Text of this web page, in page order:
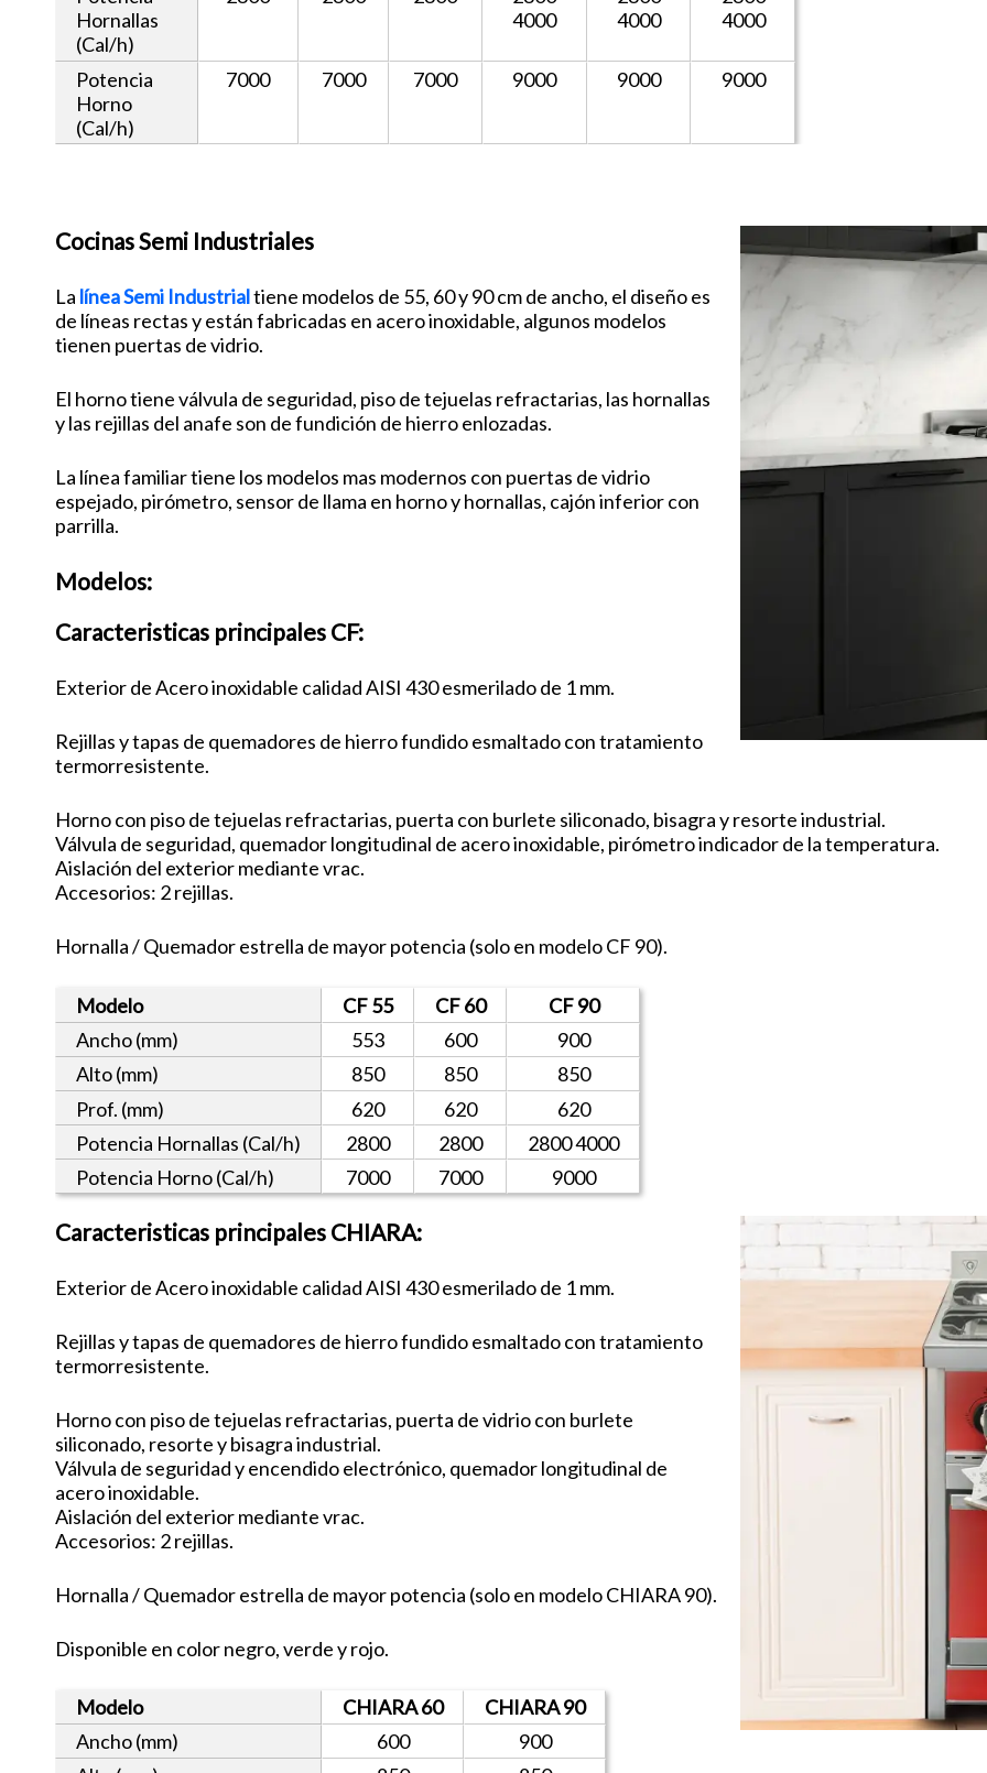
Hornallas
(Cal/h)
4000
4000
4000
Potencia
Horno
(Cal/h)
7000 7000 7000 9000 9000 9000
Cocinas Semi Industriales
La línea Semi Industrialtiene modelos de 55, 60 y 90 cm de ancho, el diseño es
de líneas rectas y están fabricadas en acero inoxidable, algunos modelos
tienen puertas de vidrio.
El horno tiene válvula de seguridad, piso de tejuelas refractarias, las hornallas
y las rejillas del anafe son de fundición de hierro enlozadas.
La línea familiar tiene los modelos mas modernos con puertas de vidrio
espejado, pirómetro, sensor de llama en horno y hornallas, cajón inferior con
parrilla.
Modelos:
Caracteristicas principales CF:
Exterior de Acero inoxidable calidad AISI 430 esmerilado de 1 mm.
Rejillas y tapas de quemadores de hierro fundido esmaltado con tratamiento
termorresistente.
Horno con piso de tejuelas refractarias, puerta con burlete siliconado, bisagra y resorte industrial.
Válvula de seguridad, quemador longitudinal de acero inoxidable, pirómetro indicador de la temperatura.
Aislación del exterior mediante vrac.
Accesorios: 2 rejillas.
Hornalla / Quemador estrella de mayor potencia (solo en modelo CF 90).
Modelo CF 55 CF 60
CF 90
Ancho (mm)
553 600
900
Alto (mm)
850 850
850
Prof. (mm)
620 620
620
Potencia Hornallas (Cal/h)
2800 2800
2800 4000
Potencia Horno (Cal/h)
7000 7000 9000
Caracteristicas principales CHIARA:
Exterior de Acero inoxidable calidad AISI 430 esmerilado de 1 mm.
Rejillas y tapas de quemadores de hierro fundido esmaltado con tratamiento
termorresistente.
Horno con piso de tejuelas refractarias, puerta de vidrio con burlete
siliconado, resorte y bisagra industrial.
Válvula de seguridad y encendido electrónico, quemador longitudinal de
acero inoxidable.
Aislación del exterior mediante vrac.
Accesorios: 2 rejillas.
Hornalla / Quemador estrella de mayor potencia (solo en modelo CHIARA 90).
Disponible en color negro, verde y rojo.
Modelo CHIARA 60
CHIARA 90
Ancho (mm)
600
900